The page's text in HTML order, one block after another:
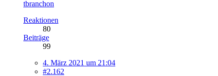
tbranchon
Reaktionen
80
Beiträge
99
4. März 2021 um 21:04
#2.162